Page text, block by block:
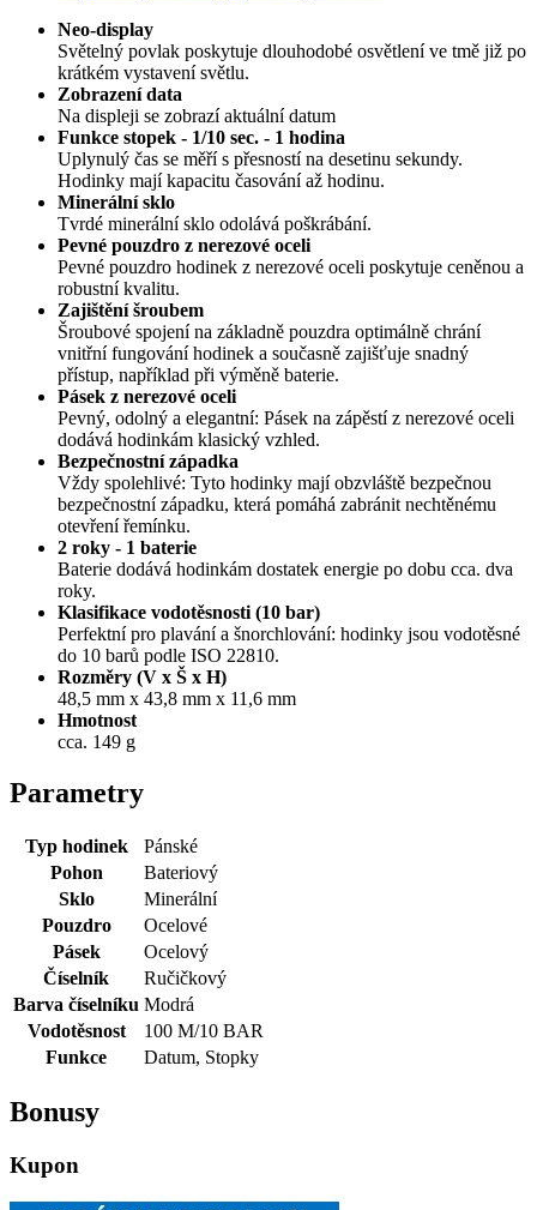
Neo-display
Světelný povlak poskytuje dlouhodobé osvětlení ve tmě již po
krátkém vystavení světlu.
Zobrazení data
Na displeji se zobrazí aktuální datum
Funkce stopek - 1/10 sec. - 1 hodina
Uplynulý čas se měří s přesností na desetinu sekundy.
Hodinky mají kapacitu časování až hodinu.
Minerální sklo
Tvrdé minerální sklo odolává poškrábání.
Pevné pouzdro z nerezové oceli
Pevné pouzdro hodinek z nerezové oceli poskytuje ceněnou a
robustní kvalitu.
Zajištění šroubem
Šroubové spojení na základně pouzdra optimálně chrání
vnitřní fungování hodinek a současně zajišťuje snadný
přístup, například při výměně baterie.
Pásek z nerezové oceli
Pevný, odolný a elegantní: Pásek na zápěstí z nerezové oceli
dodává hodinkám klasický vzhled.
Bezpečnostní západka
Vždy spolehlivé: Tyto hodinky mají obzvláště bezpečnou
bezpečnostní západku, která pomáhá zabránit nechtěnému
otevření řemínku.
2 roky - 1 baterie
Baterie dodává hodinkám dostatek energie po dobu cca. dva
roky.
Klasifikace vodotěsnosti (10 bar)
Perfektní pro plavání a šnorchlování: hodinky jsou vodotěsné
do 10 barů podle ISO 22810.
Rozměry (V x Š x H)
48,5 mm x 43,8 mm x 11,6 mm
Hmotnost
cca. 149 g
Parametry
Typ hodinek
Pánské
Pohon
Bateriový
Sklo
Minerální
Pouzdro
Ocelové
Pásek
Ocelový
Číselník
Ručičkový
Barva číselníku Modrá
Vodotěsnost
100 M/10 BAR
Funkce
Datum, Stopky
Bonusy
Kupon